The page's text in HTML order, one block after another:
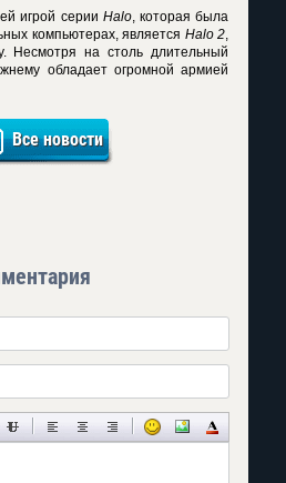
игрой серии Halo, которая была
компьютерах, является Halo 2,
Несмотря на столь длительный
обладает огромной армией
Все новости